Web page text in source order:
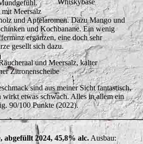
Whiskybase
Meersalz
und Apfelaromen. Dazu Mango und
und Kochbanane. Ein wenig
ergänzen, eine doch sehr
gesellt sich dazu.
und Meersalz, kalter
Zitronenscheibe
sind aus meiner Sicht fantastisch,
wirkt etwas schwach. Alles in allem ein
90/100 Punkte (2022).
abgefüllt 2024, 45,8% alc. Ausbau: